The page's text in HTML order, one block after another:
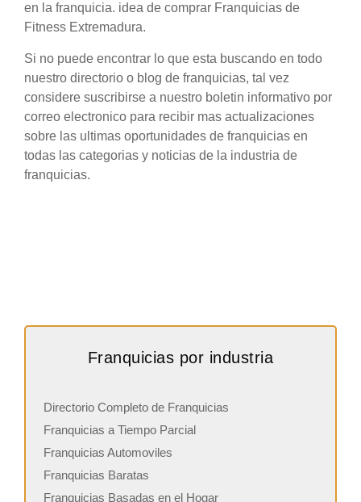
en la franquicia. idea de comprar Franquicias de
Fitness Extremadura.
Si no puede encontrar lo que esta buscando en todo
nuestro directorio o blog de franquicias, tal vez
considere suscribirse a nuestro boletin informativo por
correo electronico para recibir mas actualizaciones
sobre las ultimas oportunidades de franquicias en
todas las categorias y noticias de la industria de
franquicias.
Franquicias por industria
Directorio Completo de Franquicias
Franquicias a Tiempo Parcial
Franquicias Automoviles
Franquicias Baratas
Franquicias Basadas en el Hogar